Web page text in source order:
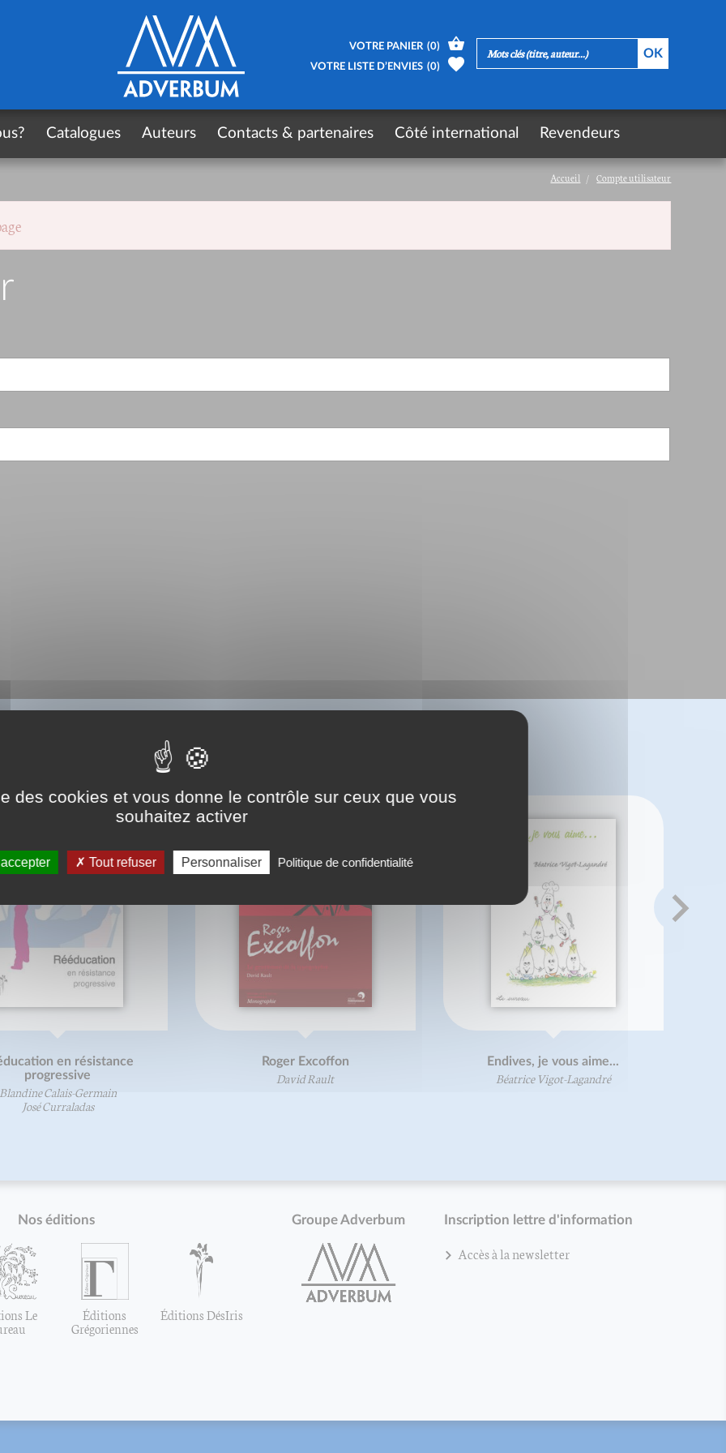
Accueil Compte utilisateur
VOUS AUSSI ?
en résistance
progressive
Blandine Calais-Germain
José Curraladas
Roger Excoffon
David Rault
Endives, je vous aime...
Béatrice Vigot-Lagandré
Nos éditions
Le Éditions
Grégoriennes
Éditions DésIris
Groupe Adverbum Inscription lettre d'information
Accès à la newsletter
VOTRE PANIER (0)
VOTRE LISTE D’ENVIES (0)
Catalogues Auteurs Contacts & partenaires Côté international Revendeurs
des cookies et vous donne le contrôle sur ceux que vous
souhaitez activer
Tout refuser Personnaliser Politique de confidentialité